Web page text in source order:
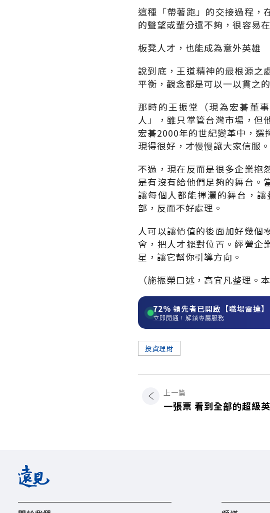
這種「帶著跑」的交接過程，
的聲望或輩分還不夠，很容易
板凳人才，也能成為意外英雄
說到底，王道精神的最根源之
平衡，觀念都是可以一以貫之的
那時的王振堂（現為宏碁董
人」，雖只掌管台灣市場，但
宏碁2000年的世紀變革中，
現得很好，才慢慢讓大家信服。
不過，現在反而是很多企業抱
是有沒有給他們足夠的舞台。
讓每個人都能揮灑的舞台，
部，反而不好處理。
人可以讓價值的後面加好幾個
會，把人才擺對位置。經營企
星，讓它幫你引導方向。
（施振榮口述，高宜凡整理。
72% 領先者已開啟【職場雷達】
立即開通！解鎖專屬服務
投資理財
上一篇
一張票 看到全部的超級